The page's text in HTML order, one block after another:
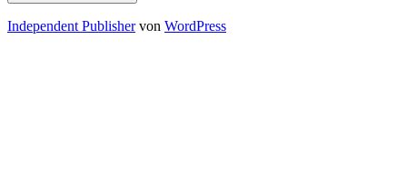
Independent Publishervon WordPress